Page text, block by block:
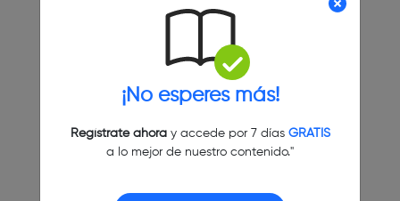
¡No esperes más!
Regístrate ahoray accede por 7 días GRATIS
a lo mejor de nuestro contenido."